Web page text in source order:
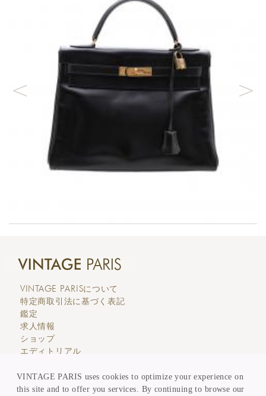
VINTAGE PARIS uses cookies to optimize your experience on
this site and to offer you services. By continuing to browse our
VINTAGE PARISについて
特定商取引法に基づく表記
鑑定
求人情報
ショップ
エディトリアル
価格表示
買取 & 委託販売